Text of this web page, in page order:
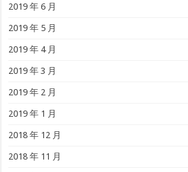
2019 年 6 月
2019 年 5 月
2019 年 4 月
2019 年 3 月
2019 年 2 月
2019 年 1 月
2018 年 12 月
2018 年 11 月